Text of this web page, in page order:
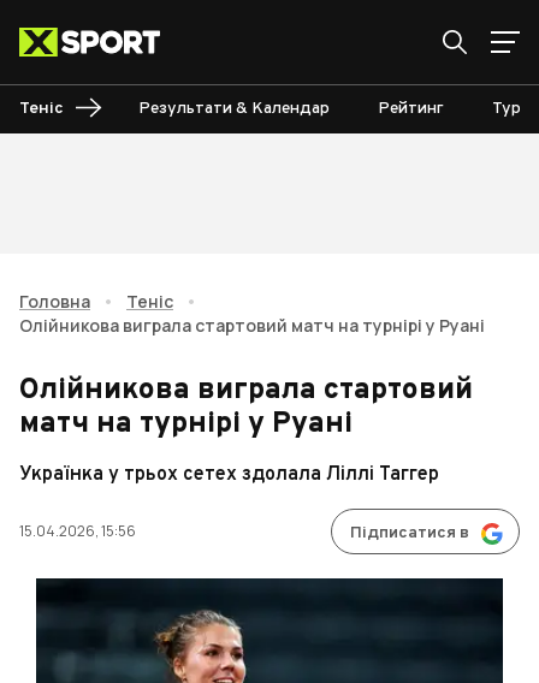
Теніс Результати & Календар Рейтинг
Головна • Теніс
•
Олійникова виграла стартовий матч на турнірі у Руані
Олійникова виграла стартовий
матч на турнірі у Руані
Українка у трьох сетех здолала Ліллі Таггер
15.04.2026, 15:56 Підписатися в